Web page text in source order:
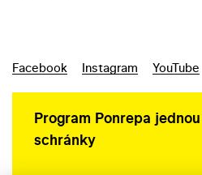
Facebook Instagram YouTube
Program Ponrepa
schránky